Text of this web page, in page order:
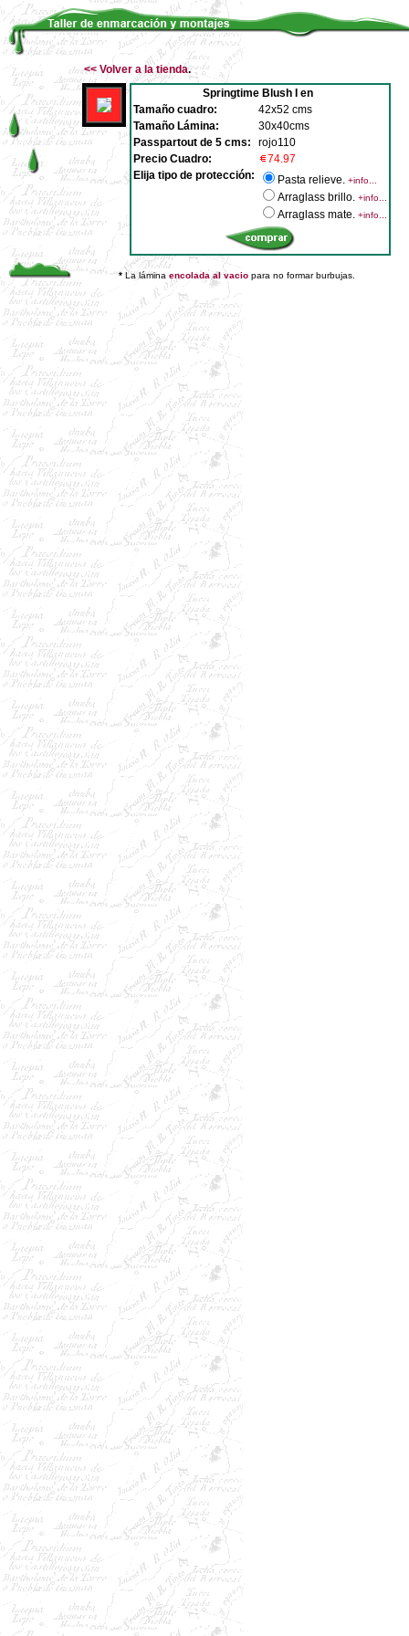
<< Volver a la tienda.
Springtime Blush I en
Tamaño cuadro:
42x52 cms
Tamaño Lámina:
30x40cms
Passpartout de 5 cms:
rojo110
Precio Cuadro:
74.97
Elija tipo de protección:
Pasta relieve. +info...
Arraglass brillo. +info...
Arraglass mate. +info...
* La lámina encolada al vaciopara no formar burbujas.